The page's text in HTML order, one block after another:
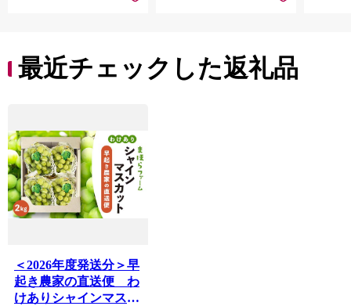
最近チェックした返礼品
＜2026年度発送分＞早
起き農家の直送便 わ
けありシャインマスカ